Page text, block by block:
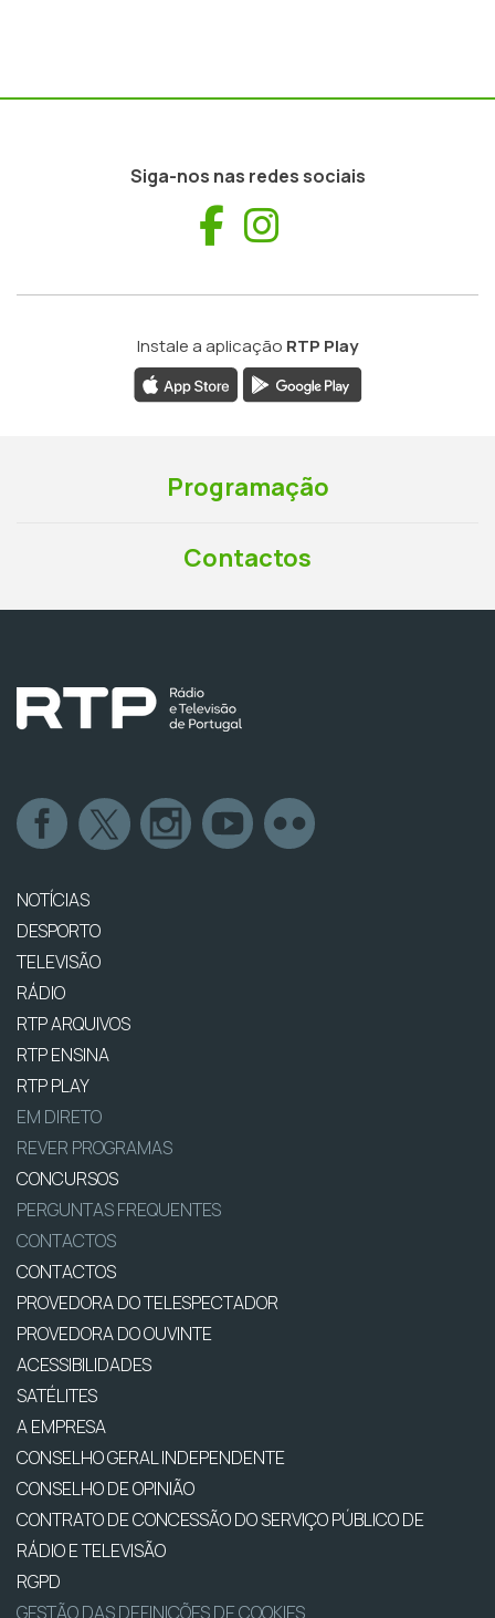
Siga-nos nas redes sociais
Facebook
Instale a aplicação RTP Play
Programação
Contactos
NOTÍCIAS
DESPORTO
TELEVISÃO
RÁDIO
RTP ARQUIVOS
RTP ENSINA
RTP PLAY
EM DIRETO
REVER PROGRAMAS
CONCURSOS
PERGUNTAS FREQUENTES
CONTACTOS
CONTACTOS
PROVEDORA DO TELESPECTADOR
PROVEDORA DO OUVINTE
ACESSIBILIDADES
SATÉLITES
A EMPRESA
CONSELHO GERAL INDEPENDENTE
CONSELHO DE OPINIÃO
CONTRATO DE CONCESSÃO DO SERVIÇO PÚBLICO DE
RÁDIO E TELEVISÃO
RGPD
GESTÃO DAS DEFINIÇÕES DE COOKIES